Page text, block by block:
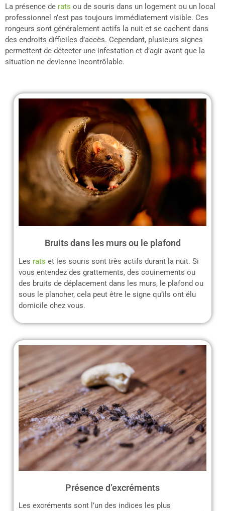
La présence de rats ou de souris dans un logement ou un local
professionnel n’est pas toujours immédiatement visible. Ces
rongeurs sont généralement actifs la nuit et se cachent dans
des endroits difficiles d’accès. Cependant, plusieurs signes
permettent de détecter une infestation et d’agir avant que la
situation ne devienne incontrôlable.
Bruits dans les murs ou le plafond
Les rats et les souris sont très actifs durant la nuit. Si
vous entendez des grattements, des couinements ou
des bruits de déplacement dans les murs, le plafond ou
sous le plancher, cela peut être le signe qu’ils ont élu
domicile chez vous.
Présence d’excréments
Les excréments sont l’un des indices les plus